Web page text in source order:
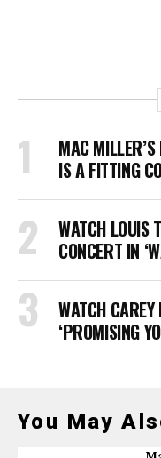
MAC
IS A FITTING
WATCH LOUIS
CONCERT IN
WATCH
‘PROMISING
You May